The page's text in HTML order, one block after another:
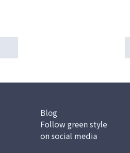
Blog
Follow green style
on social media